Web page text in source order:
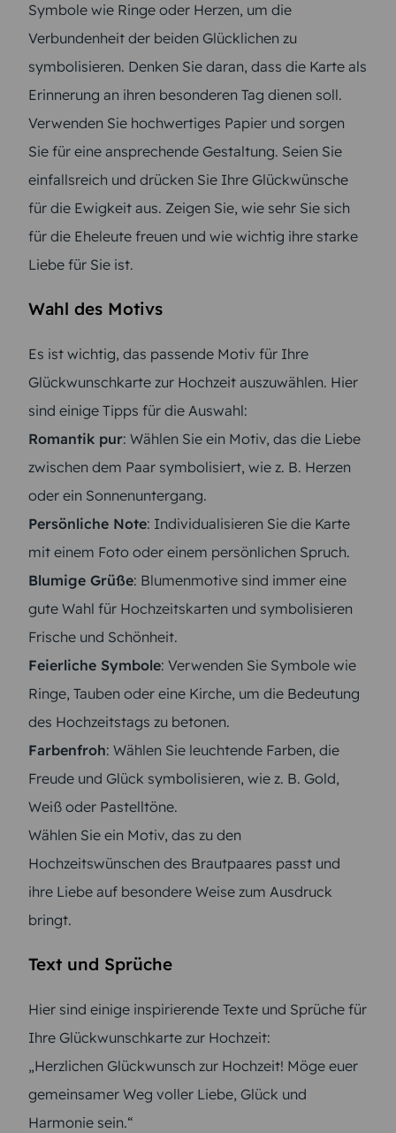
Symbole wie Ringe oder Herzen, um die
Verbundenheit der beiden Glücklichen zu
symbolisieren. Denken Sie daran, dass die Karte als
Erinnerung an ihren besonderen Tag dienen soll.
Verwenden Sie hochwertiges Papier und sorgen
Sie für eine ansprechende Gestaltung. Seien Sie
einfallsreich und drücken Sie Ihre Glückwünsche
für die Ewigkeit aus. Zeigen Sie, wie sehr Sie sich
für die Eheleute freuen und wie wichtig ihre starke
Liebe für Sie ist.
Wahl des Motivs
Es ist wichtig, das passende Motiv für Ihre
Glückwunschkarte zur Hochzeit auszuwählen. Hier
sind einige Tipps für die Auswahl:
Romantik pur: Wählen Sie ein Motiv, das die Liebe
zwischen dem Paar symbolisiert, wie z. B. Herzen
oder ein Sonnenuntergang.
Persönliche Note: Individualisieren Sie die Karte
mit einem Foto oder einem persönlichen Spruch.
Blumige Grüße: Blumenmotive sind immer eine
gute Wahl für Hochzeitskarten und symbolisieren
Frische und Schönheit.
Feierliche Symbole: Verwenden Sie Symbole wie
Ringe, Tauben oder eine Kirche, um die Bedeutung
des Hochzeitstags zu betonen.
Farbenfroh: Wählen Sie leuchtende Farben, die
Freude und Glück symbolisieren, wie z. B. Gold,
Weiß oder Pastelltöne.
Wählen Sie ein Motiv, das zu den
Hochzeitswünschen des Brautpaares passt und
ihre Liebe auf besondere Weise zum Ausdruck
bringt.
Text und Sprüche
Hier sind einige inspirierende Texte und Sprüche für
Ihre Glückwunschkarte zur Hochzeit:
„Herzlichen Glückwunsch zur Hochzeit! Möge euer
gemeinsamer Weg voller Liebe, Glück und
Harmonie sein.“